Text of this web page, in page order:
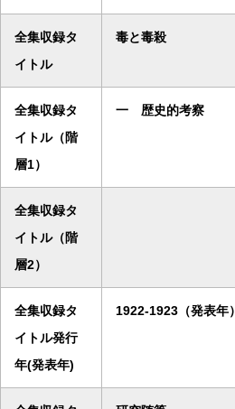
全集収録タ
イトル
毒と毒殺
全集収録タ
イトル（階
層1）
一 歴史的考察
全集収録タ
イトル（階
層2）
全集収録タ
イトル発行
年(発表年)
1922-1923（発表年）